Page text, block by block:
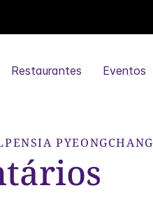
Restaurantes Eventos
PYEONGCHANG